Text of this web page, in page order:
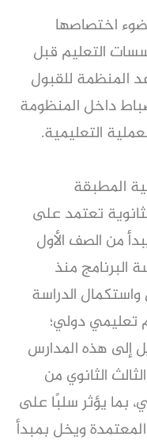
ضوء اختصاصها
التعليم قبل
المنظمة للقبول
داخل المنظومة
التعليمية.
المطبقة
تعتمد على
من الصف الأول
البرنامج منذ
واستكمال الدراسة
تعليمي دولي؛
إلى هذه المدارس
الثانوي من
بما يؤثر سلبًا على
ويخل بمبدأ